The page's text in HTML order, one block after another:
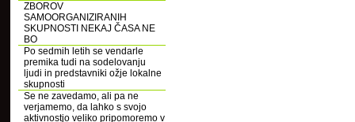
ZBOROV
SAMOORGANIZIRANIH
SKUPNOSTI NEKAJ ČASA NE
BO
Po sedmih letih se vendarle
premika tudi na sodelovanju
ljudi in predstavniki ožje lokalne
skupnosti
Se ne zavedamo, ali pa ne
verjamemo, da lahko s svojo
aktivnostjo veliko pripomoremo v